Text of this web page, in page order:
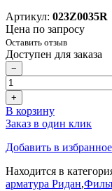
Артикул: 023Z0035R
Цена по запросу
Оставить отзыв
Доступен для заказа
−
+
В корзину
Заказ в один клик
Добавить в избранное
Находится в
арматура Ридан,